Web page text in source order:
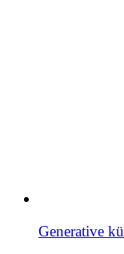
Generative